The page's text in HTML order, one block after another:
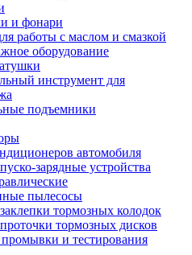
и фонари
работы с маслом и смазкой
оборудование
инструмент для
подъемники
автомобиля
зарядные устройства
пылесосы
тормозных колодок
тормозных дисков
и тестирования